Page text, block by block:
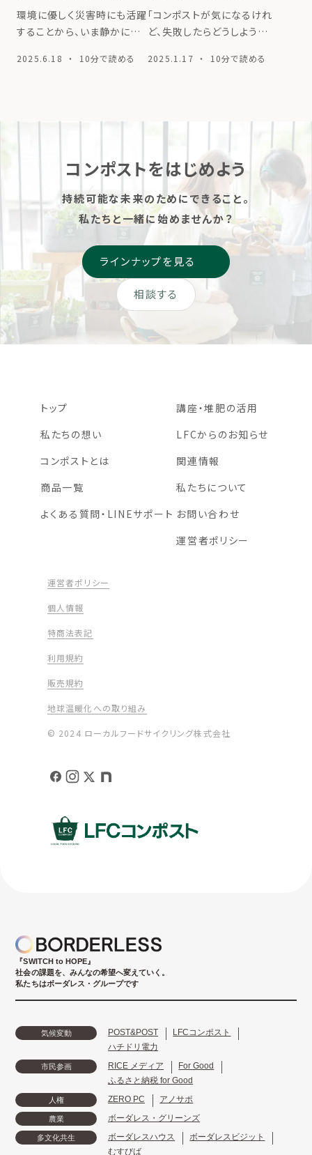
なる臭いのことも
解説
環境に優しく災害時にも活躍
することから、いま静かに注
アウトドアや防災意識の高ま
2025.6.18 ・ 10分で読める
敗の原因と対策を
やさしく解説
「コンポストが気になるけれ
ど、失敗したらどうしよう…」
へ。実は、失敗も学びのチャ
2025.1.17 ・ 10分で読める
コンポストをはじめよう
持続可能な未来のためにできること。
私たちと一緒に始めませんか？
相談する
ラインナップを見る
トップ
私たちの想い
コンポストとは
商品一覧
よくある質問・LINEサポート
講座・堆肥の活用
LFCからのお知らせ
関連情報
私たちについて
お問い合わせ
運営者ポリシー
© 2024 ローカルフードサイクリング株式会社
運営者ポリシー
個人情報
特商法表記
利用規約
販売規約
地球温暖化への取り組み
『SWITCH to HOPE』
社会の課題を、みんなの希望へ変えていく。
私たちはボーダレス・グループです
気候変動 POST&POST
LFCコンポスト
ハチドリ電力
市民参画 RICE メディア
For Good
ふるさと納税 for Good
人権 ZERO PC アノサポ
農業 ボーダレス・グリーンズ
多文化共生 ボーダレスハウス
ボーダレスビジット
むすびば